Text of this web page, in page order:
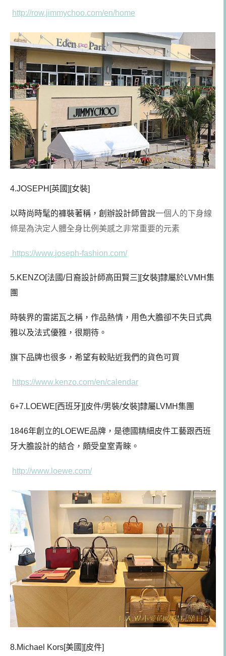
http://row.jimmychoo.com/en/home
4.JOSEPH[英國][女裝]
以時尚時髦的褲裝著稱，創辦設計師曾說一個人的下身線
條是為決定人體全身比例美感之非常重要的元素
https://www.joseph-fashion.com/
5.KENZO[法國/日裔設計師高田賢三][女裝]隸屬於LVMH集
團
時裝界的雷諾瓦之稱，作品熱情，用色大膽卻不失日式典
雅以及法式優雅，很期待。
旗下品牌也很多，希望有較貼近我們的貨色可買
https://www.kenzo.com/en/calendar
6+7.LOEWE[西班牙][皮件/男裝/女裝]隸屬LVMH集團
1846年創立的LOEWE品牌，是德國精細皮件工藝跟西班
牙大膽設計的結合，頗受皇室青睞。
http://www.loewe.com/
8.Michael Kors[美國][皮件]